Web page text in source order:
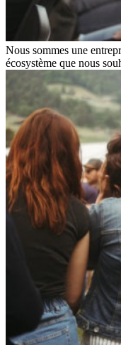
Nous sommes une
écosystème que nous